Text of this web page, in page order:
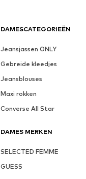
DAMESCATEGORIEËN
Jeansjassen ONLY
Gebreide kleedjes
Jeansblouses
Maxi rokken
Converse All Star
DAMES MERKEN
SELECTED FEMME
GUESS